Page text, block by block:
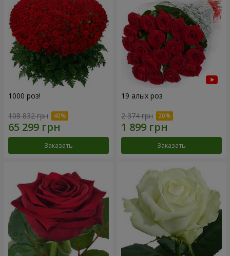
1000 роз!
108 832 грн
Заказать
19 алых роз
2 374 грн
Заказать